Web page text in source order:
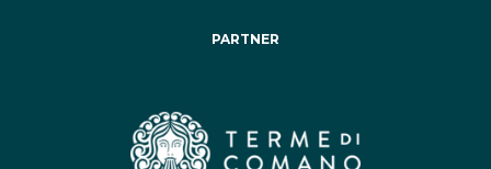
PARTNER